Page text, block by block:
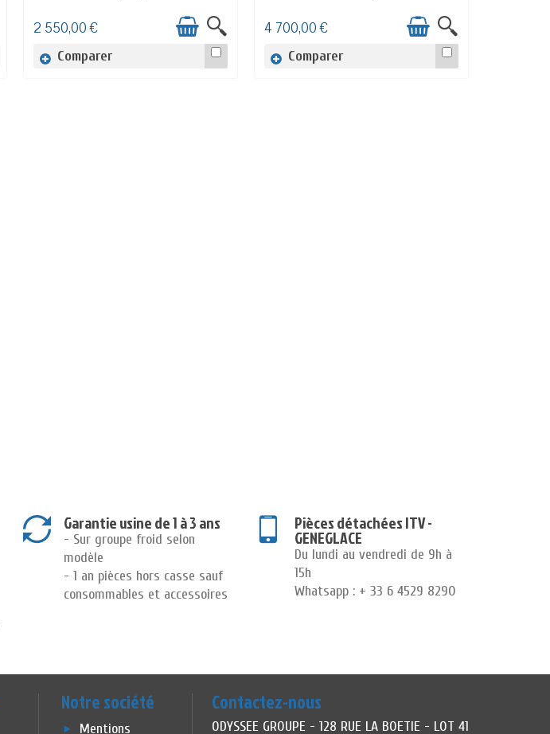
2 550,00 €
Comparer
4 700,00 €
Comparer
Garantie usine de 1 à 3 ans
- Sur groupe froid selon
modèle
- 1 an pièces hors casse sauf
consommables et accessoires
Pièces détachées ITV -
GENEGLACE
Du lundi au vendredi de 9h à
15h
Whatsapp : + 33 6 4529 8290
Notre société
Mentions
Contactez-nous
ODYSSEE GROUPE - 128 RUE LA BOETIE - LOT 41